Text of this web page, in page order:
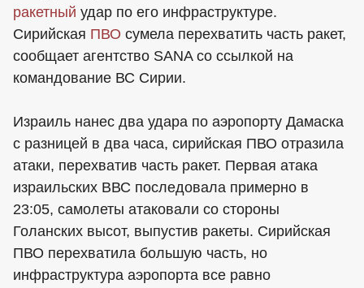
ракетный удар по его инфраструктуре.
Сирийская ПВО сумела перехватить часть ракет,
сообщает агентство SANA со ссылкой на
командование ВС Сирии.
Израиль нанес два удара по аэропорту Дамаска
с разницей в два часа, сирийская ПВО отразила
атаки, перехватив часть ракет. Первая атака
израильских ВВС последовала примерно в
23:05, самолеты атаковали со стороны
Голанских высот, выпустив ракеты. Сирийская
ПВО перехватила большую часть, но
инфраструктура аэропорта все равно